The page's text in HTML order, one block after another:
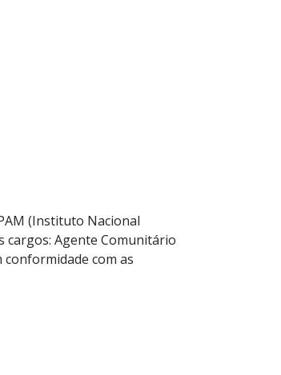
(Instituto Nacional
cargos: Agente Comunitário
conformidade com as